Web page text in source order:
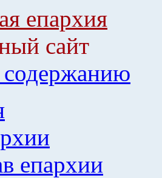
епархия
сайт
епархии